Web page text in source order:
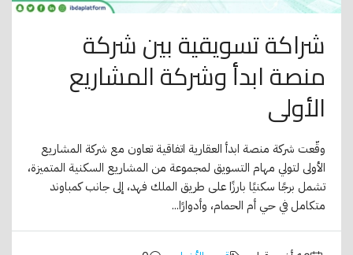
شراكة تسويقية بين شركة
منصة ابدأ وشركة المشاريع
الأولى
وقّعت شركة منصة ابدأ العقارية اتفاقية تعاون مع شركة المشاريع
الأولى لتولي مهام التسويق لمجموعة من المشاريع السكنية المتميزة،
تشمل برجًا سكنيًا بارزًا على طريق الملك فهد، إلى جانب كمباوند
متكامل في حي أم الحمام، وأدوارًا...